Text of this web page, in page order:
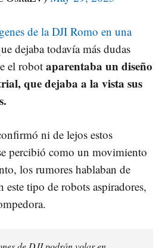
de la DJI Romo en una
dejaba todavía más dudas
el robot aparentaba un diseño
que dejaba a la vista sus
ni de lejos estos
percibió como un movimiento
los rumores hablaban de
este tipo de robots aspiradores,